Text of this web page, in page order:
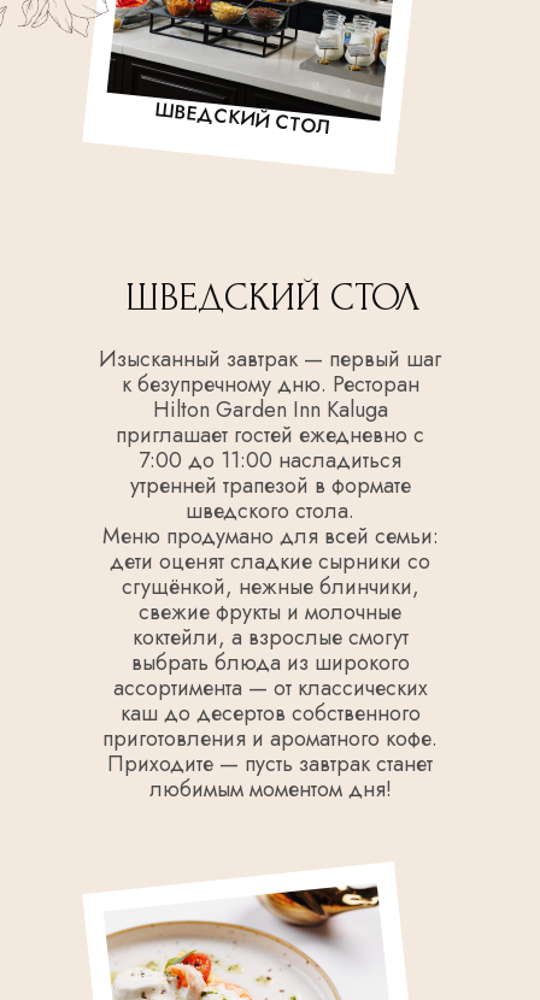
ШВЕДСКИЙ СТОЛ
ШВЕДСКИЙ СТОЛ
Изысканный завтрак — первый шаг
к безупречному дню. Ресторан
Hilton Garden Inn Kalugа
приглашает гостей ежедневно с
7:00 до 11:00 насладиться
утренней трапезой в формате
шведского стола.
Меню продумано для всей семьи:
дети оценят сладкие сырники со
сгущёнкой, нежные блинчики,
свежие фрукты и молочные
коктейли, а взрослые смогут
выбрать блюда из широкого
ассортимента — от классических
каш до десертов собственного
приготовления и ароматного кофе.
Приходите — пусть завтрак станет
любимым моментом дня!